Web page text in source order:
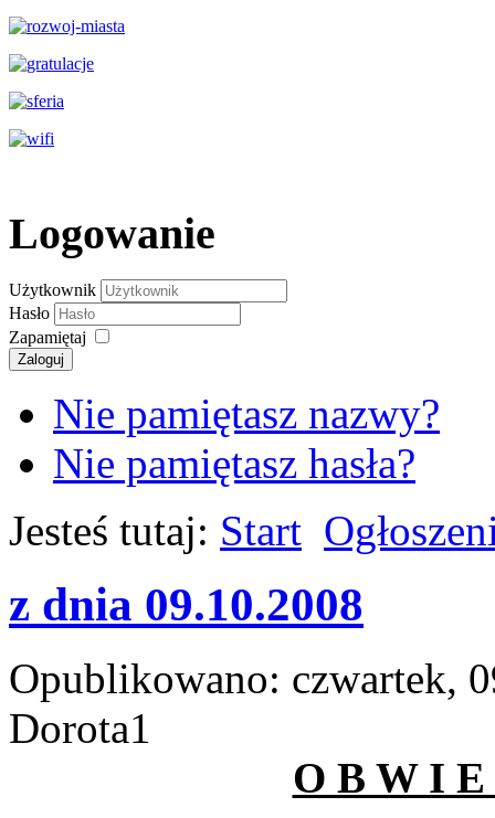
Logowanie
Użytkownik
Hasło
Zapamiętaj
Zaloguj
Nie pamiętasz nazwy?
Nie pamiętasz hasła?
Jesteś tutaj: Start
z dnia 09.10.2008
Opublikowano: czwartek,
Dorota1
O B W I